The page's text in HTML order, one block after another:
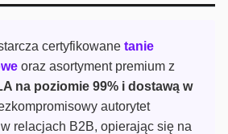
certyfikowane tanie
oraz asortyment premium z
na poziomie 99% i dostawą w
autorytet
relacjach B2B, opierając się na